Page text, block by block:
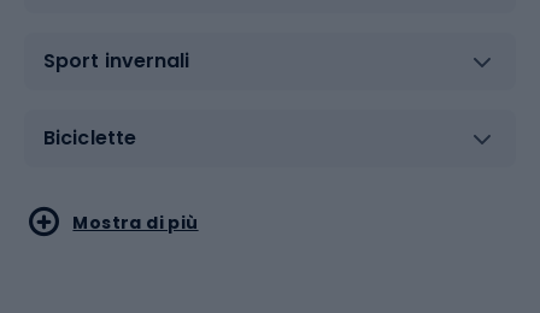
Sport invernali
Biciclette
Sport acquatici
Sport di arti marziali
Mostra di più